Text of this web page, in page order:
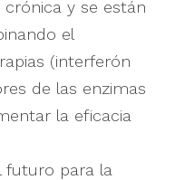
y se están
el
(interferón
de las enzimas
la eficacia
futuro para la